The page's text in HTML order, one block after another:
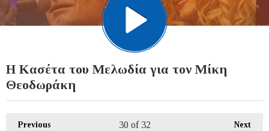
H Kασέτα του Μελωδία για τον Μίκη
Θεοδωράκη
Previous Next
30 of 32